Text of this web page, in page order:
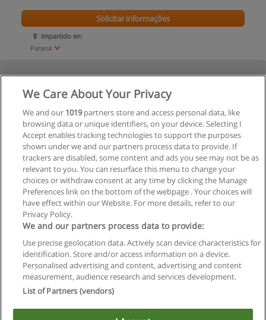
Impartido en:
Paraná
Solicitar informações
Regras de uso
Privacidade de dados
We Care About Your Privacy
We and our 1019partners store and access personal data, like
browsing data or unique identifiers, on your device. Selecting I
Accept enables tracking technologies to support the purposes
shown under we and our partners process data to provide. If
trackers are disabled, some content and ads you see may not be as
relevant to you. You can resurface this menu to change your
choices or withdraw consent at any time by clicking the Manage
Preferences link on the bottom of the webpage . Your choices will
have effect within our Website. For more details, refer to our
Privacy Policy.
We and our partners process data to provide:
Use precise geolocation data. Actively scan device characteristics for
identification. Store and/or access information on a device.
Personalised advertising and content, advertising and content
measurement, audience research and services development.
List of Partners (vendors)